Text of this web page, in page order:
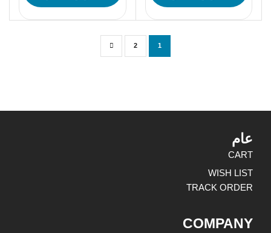
1
2
عام
CART
WISH LIST
TRACK ORDER
COMPANY